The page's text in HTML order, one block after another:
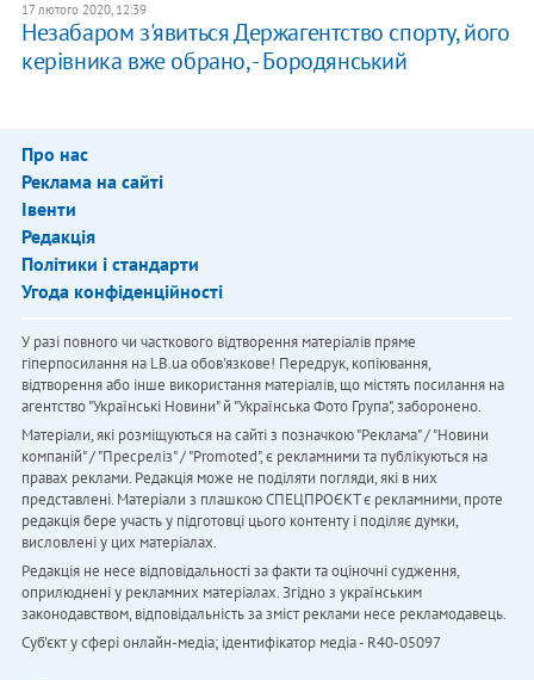
17 лютого 2020, 12:39
Незабаром з'явиться Держагентство спорту, його
керівника вже обрано, - Бородянський
Про нас
Реклама на сайті
Івенти
Редакція
Політики і стандарти
Угода конфіденційності
У разі повного чи часткового відтворення матеріалів пряме
гіперпосилання на LB.ua обов'язкове! Передрук, копіювання,
відтворення або інше використання матеріалів, що містять посилання на
агентство "Українськi Новини" й "Українська Фото Група", заборонено.
Матеріали, які розміщуються на сайті з позначкою "Реклама" / "Новини
компаній" / "Пресреліз" / "Promoted", є рекламними та публікуються на
правах реклами. Редакція може не поділяти погляди, які в них
представлені. Матеріали з плашкою СПЕЦПРОЄКТ є рекламними, проте
редакція бере участь у підготовці цього контенту і поділяє думки,
висловлені у цих матеріалах.
Редакція не несе відповідальності за факти та оціночні судження,
оприлюднені у рекламних матеріалах. Згідно з українським
законодавством, відповідальність за зміст реклами несе рекламодавець.
Cуб'єкт у сфері онлайн-медіа; ідентифікатор медіа - R40-05097